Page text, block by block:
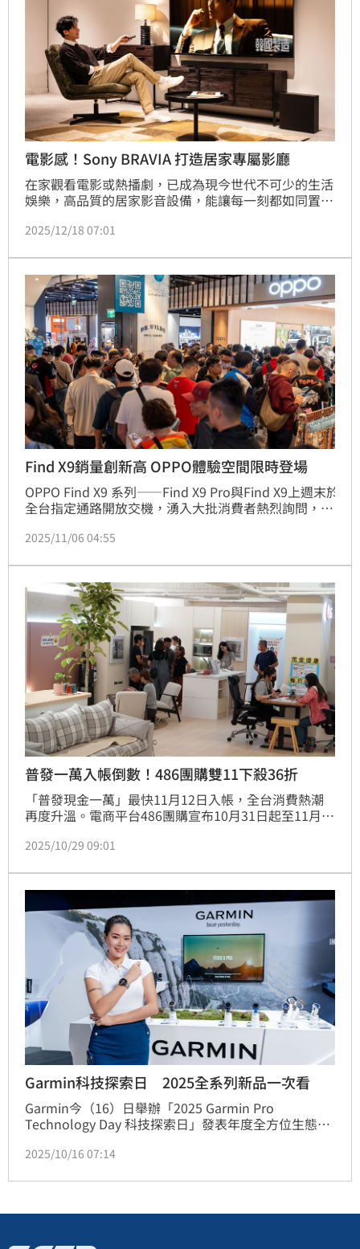
電影感！Sony BRAVIA 打造居家專屬影廳
在家觀看電影或熱播劇，已成為現今世代不可少的生活
娛樂，高品質的居家影音設備，能讓每一刻都如同置身
Home」為核心概念打造，將專業影院級的視聽品質帶
列涵蓋98型~43型的mini LED、OLED 以及LED 等豐富
選擇，結合旗下深厚的影像顯示及專業電影拍攝技術，
加上與Net
2025/12/18 07:01
Find X9銷量創新高 OPPO體驗空間限時登場
OPPO Find X9 系列——Find X9 Pro與Find X9上週末於
全台指定通路開放交機，湧入大批消費者熱烈詢問，其
代翻倍成長、刷新近年紀錄的好成績，展現開賣的強勁
2025/11/06 04:55
普發一萬入帳倒數！486團購雙11下殺36折
「普發現金一萬」最快11月12日入帳，全台消費熱潮
再度升溫。電商平台486團購宣布10月31日起至11月
額下單即可參加111份好禮抽獎活動，單筆滿萬再加碼
2025/10/29 09:01
Garmin科技探索日 2025全系列新品一次看
Garmin今（16）日舉辦「2025 Garmin Pro
Technology Day 科技探索日」發表年度全方位生態系
展現 Garmin 持續深化專業運動訓練、健康管理與安全
時安全網絡。
2025/10/16 07:14